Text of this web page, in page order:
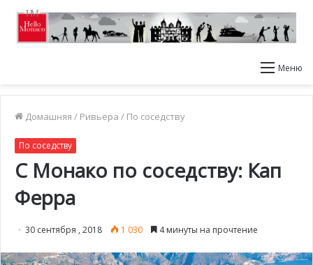
Меню
Домашняя / Ривьера / По соседству
По соседству
С Монако по соседству: Кап
Ферра
30 сентября , 2018 1 030 4 минуты на прочтение